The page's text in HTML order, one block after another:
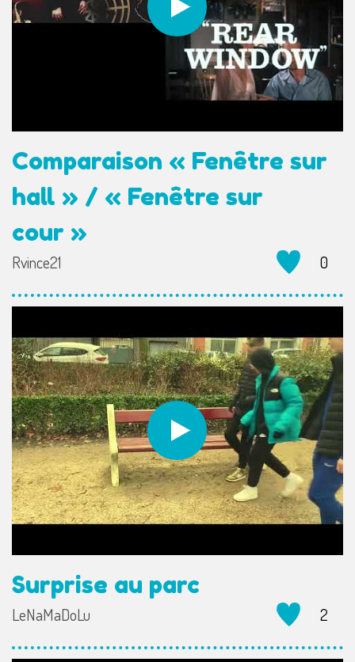
Comparaison « Fenêtre sur
hall » / « Fenêtre sur
cour »
Rvince21 0
Surprise au parc
LeNaMaDoLu 2